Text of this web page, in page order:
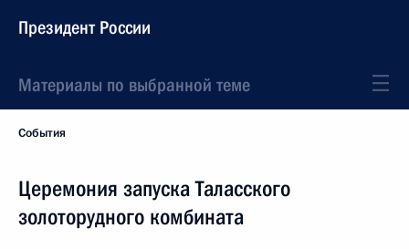
Президент России
Материалы по выбранной теме
События
Церемония запуска Таласского
золоторудного комбината